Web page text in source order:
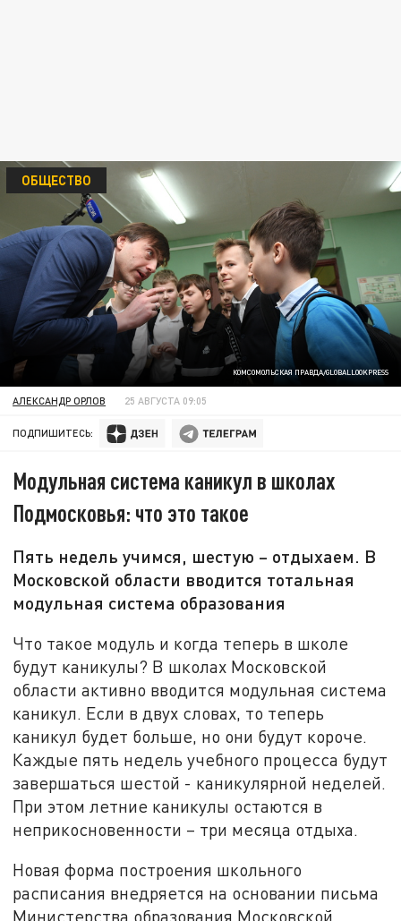
КОМСОМОЛЬСКАЯ ПРАВДА/GLOBALLOOKPRESS
ОБЩЕСТВО
АЛЕКСАНДР ОРЛОВ 25 АВГУСТА 09:05
ПОДПИШИТЕСЬ:
Модульная система каникул в школах
Подмосковья: что это такое
Пять недель учимся, шестую – отдыхаем. В
Московской области вводится тотальная
модульная система образования
Что такое модуль и когда теперь в школе
будут каникулы? В школах Московской
области активно вводится модульная система
каникул. Если в двух словах, то теперь
каникул будет больше, но они будут короче.
Каждые пять недель учебного процесса будут
завершаться шестой - каникулярной неделей.
При этом летние каникулы остаются в
неприкосновенности – три месяца отдыха.
Новая форма построения школьного
расписания внедряется на основании письма
Министерства образования Московской